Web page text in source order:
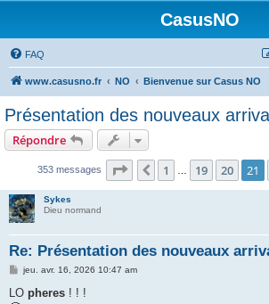
CasusNO
FAQ
www.casusno.fr NO Bienvenue sur Casus NO
Présentation des nouveaux
Répondre
353 messages Page 21 sur 24
Précédent
1 19 20 21
Sykes
Dieu normand
Re: Présentation des nouveaux
M
s
jeu. avr. 16, 2026 10:47 am
LO pheres ! ! !